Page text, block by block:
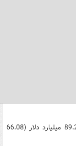
درآمد این کشور نیز از 94.02 میلیارد دلار به 89.22 میلیارد دلار (66.08